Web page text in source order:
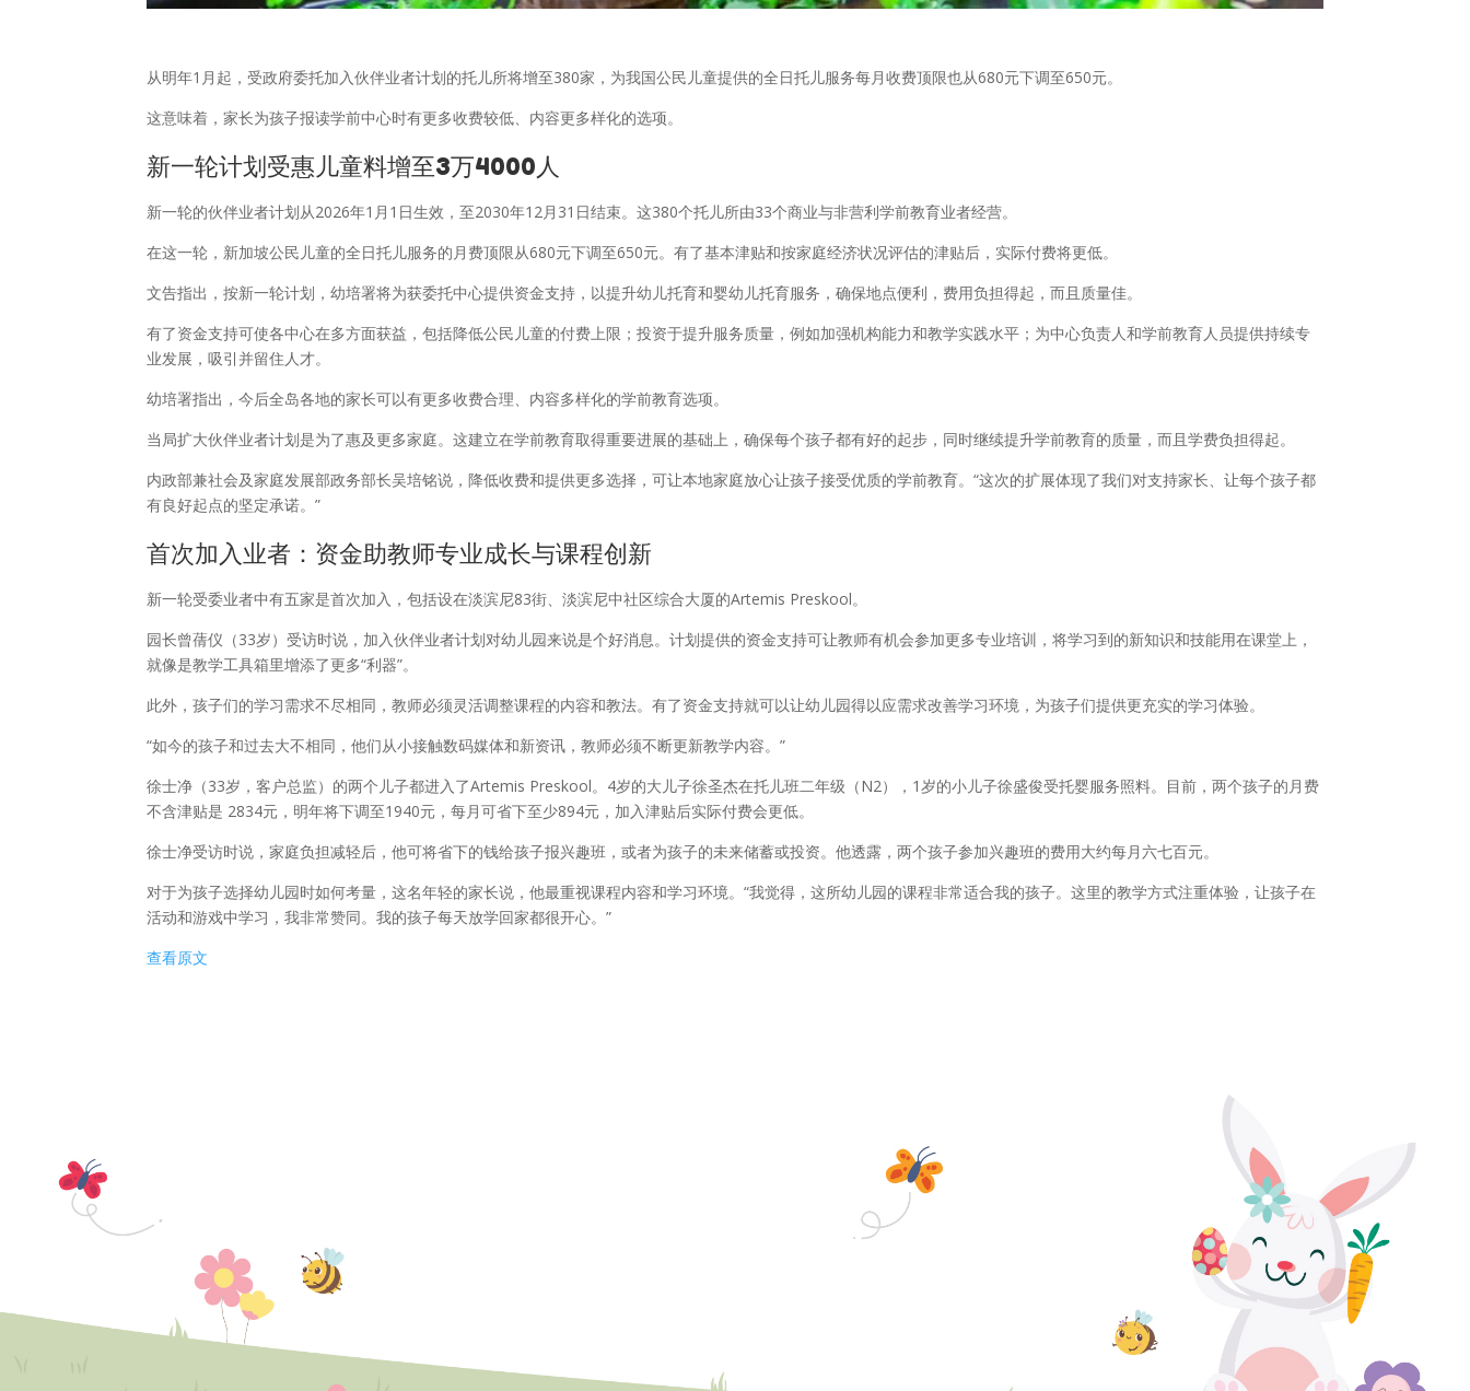
从明年1月起，受政府委托加入伙伴业者计划的托儿所将增至380家，为我国公民儿童提供的全日托儿服务每月收费顶限也从680元下调至650元。
这意味着，家长为孩子报读学前中心时有更多收费较低、内容更多样化的选项。
新一轮计划受惠儿童料增至3万4000人
新一轮的伙伴业者计划从2026年1月1日生效，至2030年12月31日结束。这380个托儿所由33个商业与非营利学前教育业者经营。
在这一轮，新加坡公民儿童的全日托儿服务的月费顶限从680元下调至650元。有了基本津贴和按家庭经济状况评估的津贴后，实际付费将更低。
文告指出，按新一轮计划，幼培署将为获委托中心提供资金支持，以提升幼儿托育和婴幼儿托育服务，确保地点便利，费用负担得起，而且质量佳。
有了资金支持可使各中心在多方面获益，包括降低公民儿童的付费上限；投资于提升服务质量，例如加强机构能力和教学实践水平；为中心负责人和学前教育人员提供持续专
业发展，吸引并留住人才。
幼培署指出，今后全岛各地的家长可以有更多收费合理、内容多样化的学前教育选项。
当局扩大伙伴业者计划是为了惠及更多家庭。这建立在学前教育取得重要进展的基础上，确保每个孩子都有好的起步，同时继续提升学前教育的质量，而且学费负担得起。
内政部兼社会及家庭发展部政务部长吴培铭说，降低收费和提供更多选择，可让本地家庭放心让孩子接受优质的学前教育。“这次的扩展体现了我们对支持家长、让每个孩子都
有良好起点的坚定承诺。”
首次加入业者：资金助教师专业成长与课程创新
新一轮受委业者中有五家是首次加入，包括设在淡滨尼83街、淡滨尼中社区综合大厦的Artemis Preskool。
园长曾蒨仪（33岁）受访时说，加入伙伴业者计划对幼儿园来说是个好消息。计划提供的资金支持可让教师有机会参加更多专业培训，将学习到的新知识和技能用在课堂上，
就像是教学工具箱里增添了更多“利器”。
此外，孩子们的学习需求不尽相同，教师必须灵活调整课程的内容和教法。有了资金支持就可以让幼儿园得以应需求改善学习环境，为孩子们提供更充实的学习体验。
“如今的孩子和过去大不相同，他们从小接触数码媒体和新资讯，教师必须不断更新教学内容。”
徐士净（33岁，客户总监）的两个儿子都进入了Artemis Preskool。4岁的大儿子徐圣杰在托儿班二年级（N2），1岁的小儿子徐盛俊受托婴服务照料。目前，两个孩子的月费
不含津贴是 2834元，明年将下调至1940元，每月可省下至少894元，加入津贴后实际付费会更低。
徐士净受访时说，家庭负担减轻后，他可将省下的钱给孩子报兴趣班，或者为孩子的未来储蓄或投资。他透露，两个孩子参加兴趣班的费用大约每月六七百元。
对于为孩子选择幼儿园时如何考量，这名年轻的家长说，他最重视课程内容和学习环境。“我觉得，这所幼儿园的课程非常适合我的孩子。这里的教学方式注重体验，让孩子在
活动和游戏中学习，我非常赞同。我的孩子每天放学回家都很开心。”
查看原文